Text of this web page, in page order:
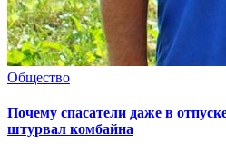
Общество
Почему спасатели даже в
штурвал комбайна